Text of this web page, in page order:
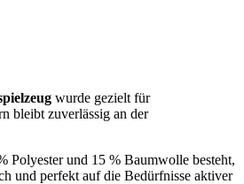
wurde gezielt für
bleibt zuverlässig an der
Polyester und 15 % Baumwolle besteht,
und perfekt auf die Bedürfnisse aktiver